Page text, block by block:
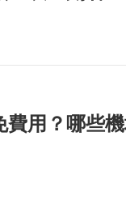
用？哪些